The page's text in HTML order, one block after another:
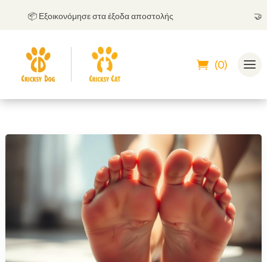
📦 Εξοικονόμησε στα έξοδα αποστολής
(0)